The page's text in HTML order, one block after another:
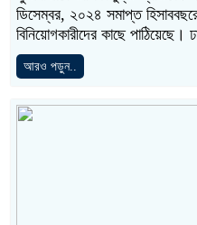
ডিসেম্বর, ২০২৪ সমাপ্ত
বিনিয়োগকারীদের কাছে পাঠিয়েছে।
আরও পড়ুন..